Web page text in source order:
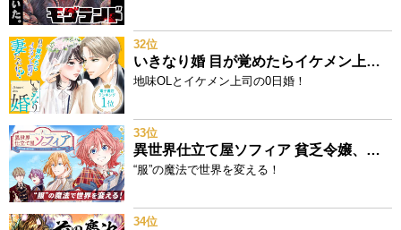
32位
いきなり婚 目が覚めたらイケメン上司の妻だった!?
地味OLとイケメン上司の0日婚！
33位
異世界仕立て屋ソフィア 貧乏令嬢、現代知識で服を作ってみんなの暮らしを豊かにします
“服”の魔法で世界を変える！
34位